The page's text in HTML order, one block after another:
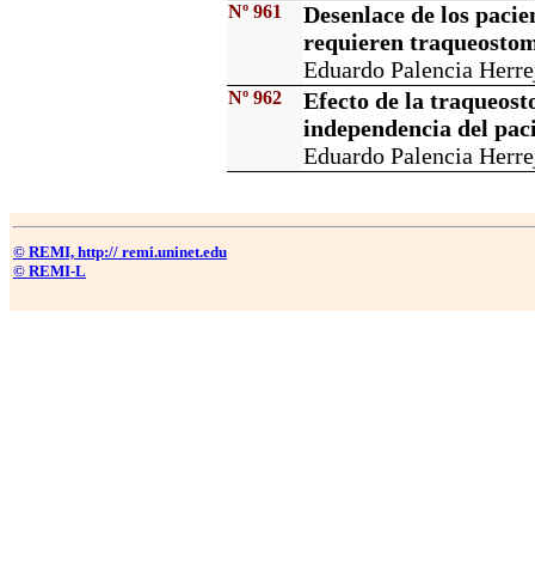
Nº 961
Desenlace de los
requieren
Eduardo Palencia
Nº 962
Efecto de la
independencia del
Eduardo Palencia
© REMI, http:// remi.uninet.edu
© REMI-L